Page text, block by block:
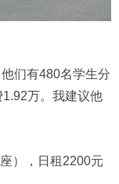
们有480名学生分
万。我建议他
），日租2200元